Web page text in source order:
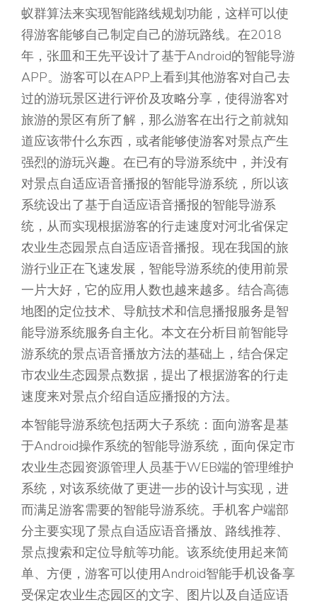
蚁群算法来实现智能路线规划功能，这样可以使
得游客能够自己制定自己的游玩路线。在2018
年，张皿和王先平设计了基于Android的智能导游
APP。游客可以在APP上看到其他游客对自己去
过的游玩景区进行评价及攻略分享，使得游客对
旅游的景区有所了解，那么游客在出行之前就知
道应该带什么东西，或者能够使游客对景点产生
强烈的游玩兴趣。在已有的导游系统中，并没有
对景点自适应语音播报的智能导游系统，所以该
系统设出了基于自适应语音播报的智能导游系
统，从而实现根据游客的行走速度对河北省保定
农业生态园景点自适应语音播报。现在我国的旅
游行业正在飞速发展，智能导游系统的使用前景
一片大好，它的应用人数也越来越多。结合高德
地图的定位技术、导航技术和信息播报服务是智
能导游系统服务自主化。本文在分析目前智能导
游系统的景点语音播放方法的基础上，结合保定
市农业生态园景点数据，提出了根据游客的行走
速度来对景点介绍自适应播报的方法。
本智能导游系统包括两大子系统：面向游客是基
于Android操作系统的智能导游系统，面向保定市
农业生态园资源管理人员基于WEB端的管理维护
系统，对该系统做了更进一步的设计与实现，进
而满足游客需要的智能导游系统。手机客户端部
分主要实现了景点自适应语音播放、路线推荐、
景点搜索和定位导航等功能。该系统使用起来简
单、方便，游客可以使用Android智能手机设备享
受保定农业生态园区的文字、图片以及自适应语